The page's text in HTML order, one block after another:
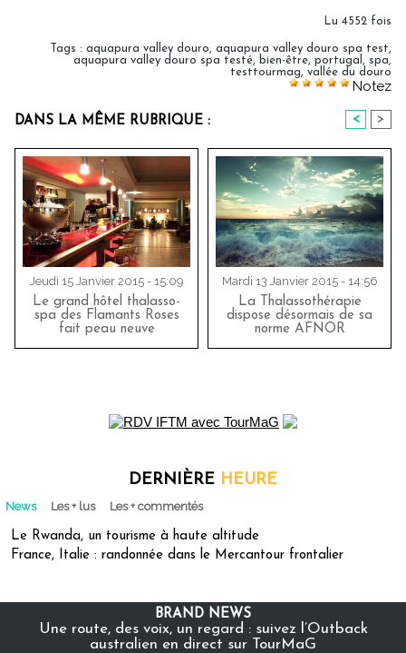
Lu 4552 fois
Tags : aquapura valley douro aquapura valley douro spa test
aquapura valley douro spa testé
bien-être portugal spa
testtourmag
vallée du douro
Notez
DANS LA MÊME RUBRIQUE : < >
Jeudi 15 Janvier 2015 - 15:09
Le grand hôtel thalasso-
spa des Flamants Roses
fait peau neuve
Mardi 13 Janvier 2015 - 14:56
La Thalassothérapie
dispose désormais de sa
norme AFNOR
DERNIÈRE HEURE
News Les + lus Les + commentés
Le Rwanda, un tourisme à haute altitude
France, Italie : randonnée dans le Mercantour frontalier
BRAND NEWS
Une route, des voix, un regard : suivez l’Outback
australien en direct sur TourMaG